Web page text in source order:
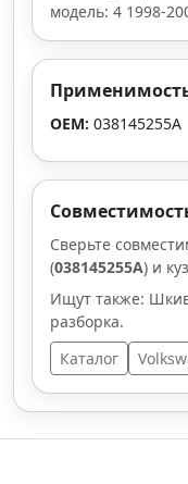
модель: 4 1998-
OEM: 038145255A
Сверьте
(038145255A) и
Ищут также: Шкив
разборка.
Каталог